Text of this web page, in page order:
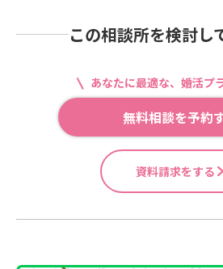
この相談所を検討し
あなたに最適な、婚活プ
無料相談を予約
資料請求をする